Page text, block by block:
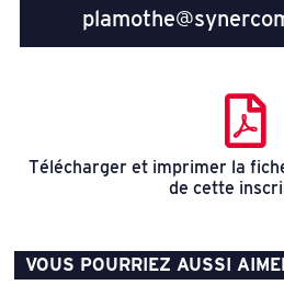
Télécharger et imprimer la
de cette
VOUS POURRIEZ AUSSI